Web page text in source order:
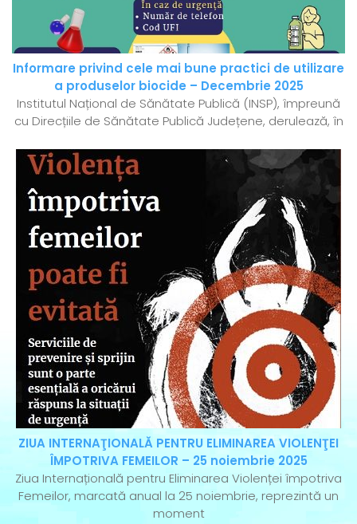
Informare privind cele mai bune practici de utilizare
a produselor biocide – Decembrie 2025
Institutul Național de Sănătate Publică (INSP), împreună
cu Direcțiile de Sănătate Publică Județene, derulează, în
ZIUA INTERNAŢIONALĂ PENTRU ELIMINAREA VIOLENŢEI
ÎMPOTRIVA FEMEILOR – 25 noiembrie 2025
Ziua Internațională pentru Eliminarea Violenței împotriva
Femeilor, marcată anual la 25 noiembrie, reprezintă un
moment